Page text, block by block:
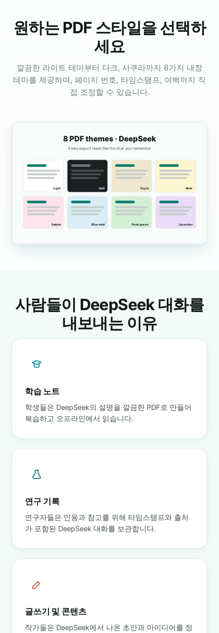
원하는 PDF 스타일을 선택하
세요
깔끔한 라이트 테마부터 다크, 사쿠라까지 8가지 내장
테마를 제공하며, 페이지 번호, 타임스탬프, 여백까지 직
접 조정할 수 있습니다.
사람들이 DeepSeek 대화를
내보내는 이유
학습 노트
학생들은 DeepSeek의 설명을 깔끔한 PDF로 만들어
복습하고 오프라인에서 읽습니다.
연구 기록
연구자들은 인용과 참고를 위해 타임스탬프와 출처
가 포함된 DeepSeek 대화를 보관합니다.
글쓰기 및 콘텐츠
작가들은 DeepSeek에서 나온 초안과 아이디어를 정